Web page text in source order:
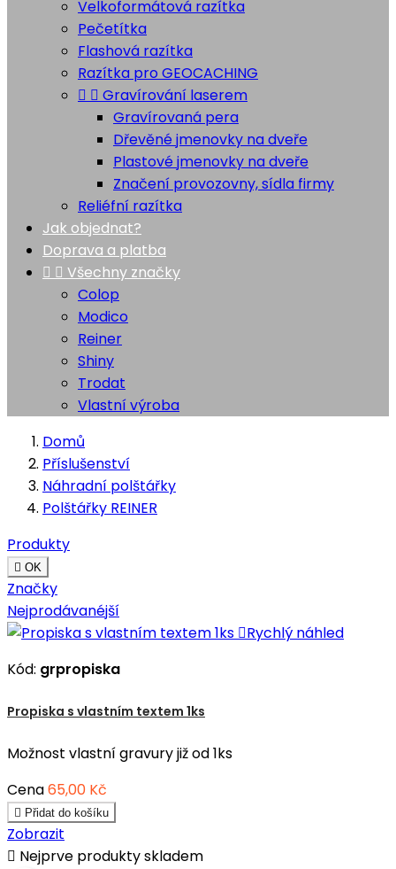
Velkoformátová razítka
Pečetítka
Flashová razítka
Razítka pro GEOCACHING
  Gravírování laserem
Gravírovaná pera
Dřevěné jmenovky na dveře
Plastové jmenovky na dveře
Značení provozovny, sídla firmy
Reliéfní razítka
Jak objednat?
Doprava a platba
  Všechny značky
Colop
Modico
Reiner
Shiny
Trodat
Vlastní výroba
Domů
Příslušenství
Náhradní polštářky
Polštářky REINER
Produkty
 OK
Značky
Nejprodávanéjší
Rychlý náhled
Kód: grpropiska
Propiska s vlastním textem 1ks
Možnost vlastní gravury již od 1ks
Cena65,00 Kč
 Přidat do košíku
Zobrazit
 Nejprve produkty skladem